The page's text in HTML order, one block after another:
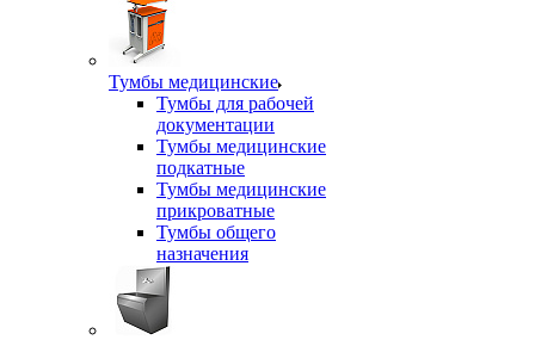
Тумбы медицинские
Тумбы для рабочей
документации
Тумбы медицинские
подкатные
Тумбы медицинские
прикроватные
Тумбы общего
назначения